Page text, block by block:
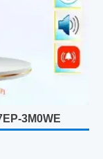
3M0WE